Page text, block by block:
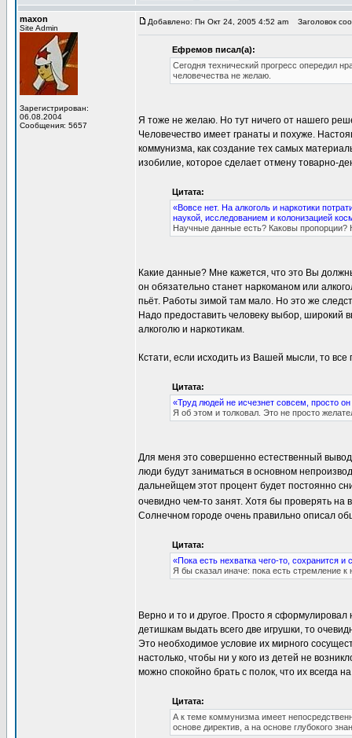
maxon
Site Admin
Зарегистрирован:
06.08.2004
Сообщения: 5657
Добавлено: Пн Окт 24, 2005 4:52 am Заголовок
Ефремов писал(а):
Сегодня технический прогресс опередил
человечества не желаю.
Я тоже не желаю. Но тут ничего от нашего
Человечество имеет гранаты и похуже.
коммунизма, как создание тех самых
изобилие, которое сделает отмену товарно-
Цитата:
«Вовсе нет. На алкоголь и наркотики
наукой, исследованием и колонизацией
Научные данные есть? Каковы пропорции?
Какие данные? Мне кажется, что это Вы
он обязательно станет наркоманом или
пьёт. Работы зимой там мало. Но это же
Надо предоставить человеку выбор, широкий
алкоголю и наркотикам.
Кстати, если исходить из Вашей мысли, то
Цитата:
«Труд людей не исчезнет совсем, просто
Я об этом и толковал. Это не просто
Для меня это совершенно естественный
люди будут заниматься в основном
дальнейщем этот процент будет постоянно
очевидно чем-то занят. Хотя бы проверять на
Солнечном городе очень правильно описал
Цитата:
«Пока есть нехватка чего-то, сохранится и
Я бы сказал иначе: пока есть стремление
Верно и то и другое. Просто я
детишкам выдать всего две игрушки, то
Это необходимое условие их мирного
настолько, чтобы ни у кого из детей не
можно спокойно брать с полок, что их всегда на
Цитата:
А к теме коммунизма имеет
основе директив, а на основе глубокого